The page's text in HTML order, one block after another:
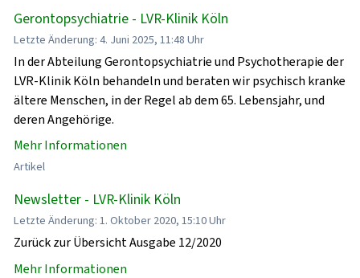
Gerontopsychiatrie - LVR-Klinik Köln
Letzte Änderung: 4. Juni 2025, 11:48 Uhr
In der Abteilung Gerontopsychiatrie und Psychotherapie der
LVR-Klinik Köln behandeln und beraten wir psychisch kranke
ältere Menschen, in der Regel ab dem 65. Lebensjahr, und
deren Angehörige.
Mehr Informationen
Artikel
Newsletter - LVR-Klinik Köln
Letzte Änderung: 1. Oktober 2020, 15:10 Uhr
Zurück zur Übersicht Ausgabe 12/2020
Mehr Informationen